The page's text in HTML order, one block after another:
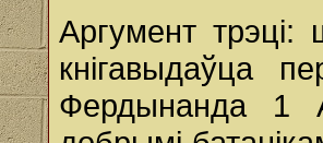
Аргумент
кнігавыдаўца
Фердынанда 1